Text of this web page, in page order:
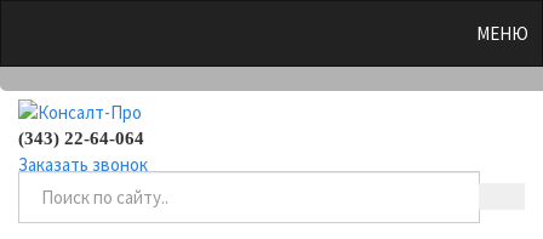
МЕНЮ
(343) 22-64-064
Заказать звонок